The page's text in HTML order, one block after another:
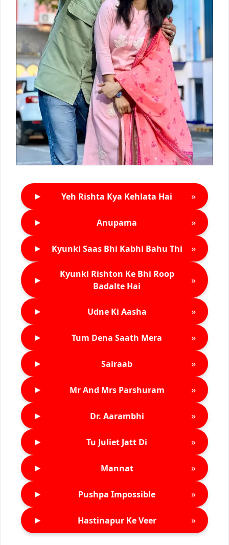
► Yeh Rishta Kya Kehlata Hai »
► Anupama »
► Kyunki Saas Bhi Kabhi Bahu Thi »
►
Kyunki Rishton Ke Bhi Roop
Badalte Hai
»
► Udne Ki Aasha »
► Tum Dena Saath Mera »
► Sairaab »
► Mr And Mrs Parshuram »
► Dr. Aarambhi »
► Tu Juliet Jatt Di »
► Mannat »
► Pushpa Impossible »
► Hastinapur Ke Veer »